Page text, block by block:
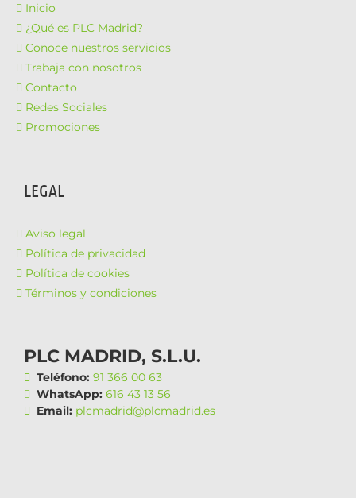
Inicio
¿Qué es PLC Madrid?
Conoce nuestros servicios
Trabaja con nosotros
Contacto
Redes Sociales
Promociones
LEGAL
Aviso legal
Política de privacidad
Política de cookies
Términos y condiciones
PLC MADRID, S.L.U.
Teléfono: 91 366 00 63
WhatsApp: 616 43 13 56
Email: plcmadrid@plcmadrid.es